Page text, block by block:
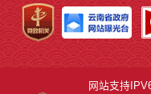
网站支持